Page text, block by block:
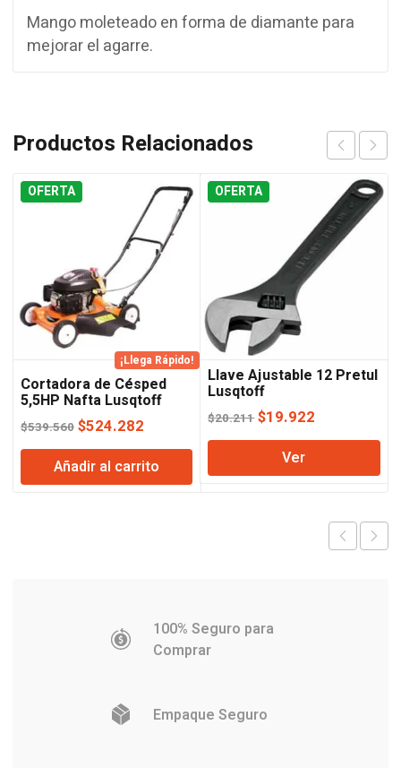
Mango moleteado en forma de diamante para
mejorar el agarre.
Productos Relacionados
OFERTA
¡Llega Rápido!
Cortadora de Césped
5,5HP Nafta Lusqtoff
$539.560 El
precio
original
era:
$524.282
precio
actual
es:
Añadir al carrito
OFERTA
Llave Ajustable 12 Pretul
Lusqtoff
$20.211El
precio
original
era:
$19.922
precio
es:
Ver
100% Seguro para
Comprar
Empaque Seguro